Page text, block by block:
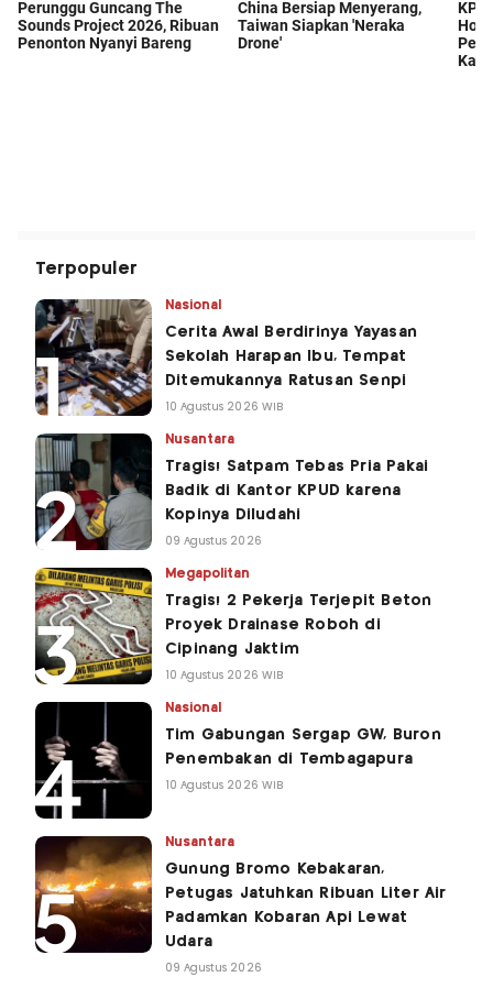
Terpopuler
Nasional
Cerita Awal Berdirinya Yayasan
Sekolah Harapan Ibu, Tempat
Ditemukannya Ratusan Senpi
10 Agustus 2026 WIB
Nusantara
Tragis! Satpam Tebas Pria Pakai
Badik di Kantor KPUD karena
Kopinya Diludahi
09 Agustus 2026
Megapolitan
Tragis! 2 Pekerja Terjepit Beton
Proyek Drainase Roboh di
Cipinang Jaktim
10 Agustus 2026 WIB
Nasional
Tim Gabungan Sergap GW, Buron
Penembakan di Tembagapura
10 Agustus 2026 WIB
Nusantara
Gunung Bromo Kebakaran,
Petugas Jatuhkan Ribuan Liter Air
Padamkan Kobaran Api Lewat
Udara
09 Agustus 2026